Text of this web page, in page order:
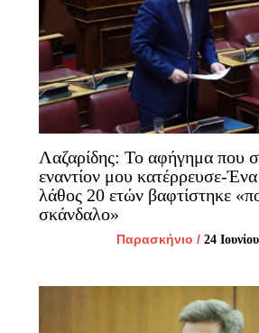
Λαζαρίδης: Το αφήγημα που
εναντίον μου κατέρρευσε-Ένα
λάθος 20 ετών βαφτίστηκε
σκάνδαλο»
Παρασκήνιο / 24